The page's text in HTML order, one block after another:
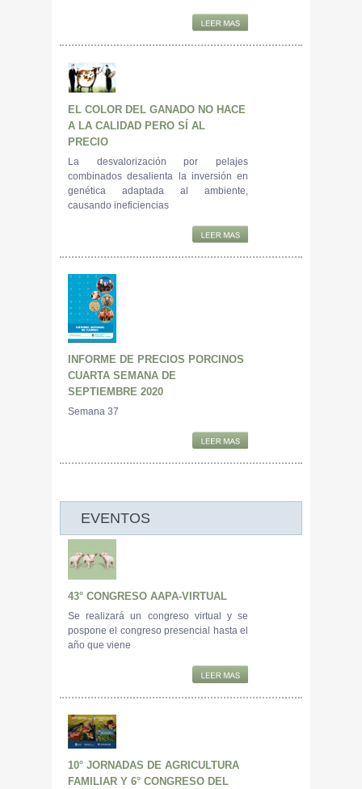
EL COLOR DEL GANADO NO HACE
A LA CALIDAD PERO SÍ AL
PRECIO
La desvalorización por pelajes
combinados desalienta la inversión en
genética adaptada al ambiente,
causando ineficiencias
INFORME DE PRECIOS PORCINOS
CUARTA SEMANA DE
SEPTIEMBRE 2020
Semana 37
EVENTOS
43° CONGRESO AAPA-VIRTUAL
Se realizará un congreso virtual y se
pospone el congreso presencial hasta el
año que viene
10° JORNADAS DE AGRICULTURA
FAMILIAR Y 6° CONGRESO DEL